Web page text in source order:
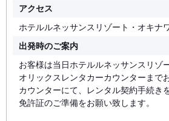
アクセス
ホテルルネッサンスリゾート・オキナ
出発時のご案内
お客様は当日ホテルルネッサンスリゾ
オリックスレンタカーカウンターまで
カウンターにて、レンタル契約手続き
免許証のご準備をお願い致します。